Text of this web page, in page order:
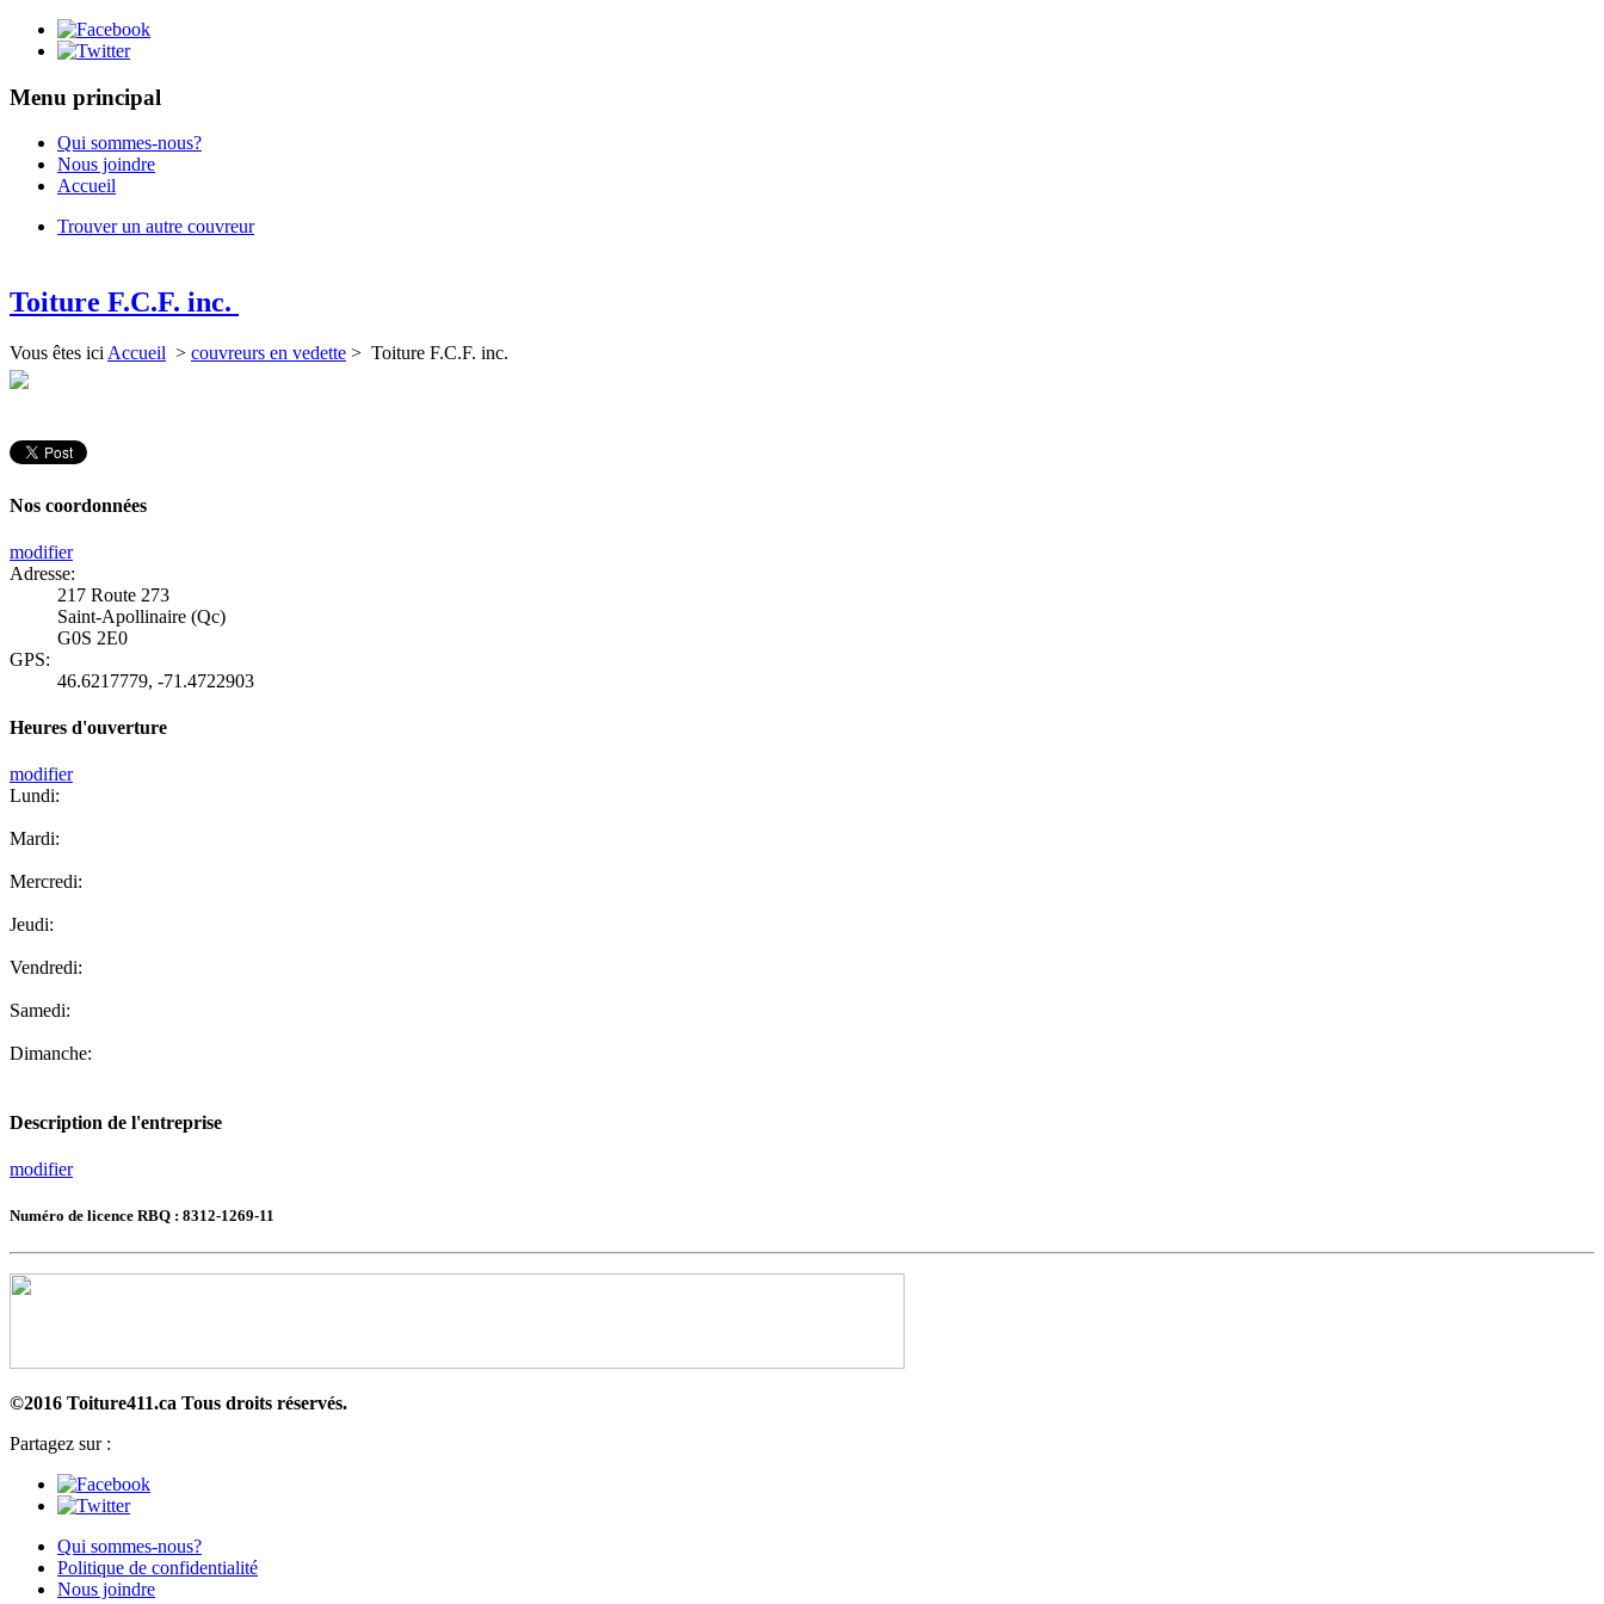
Menu principal
Qui sommes-nous?
Nous joindre
Accueil
Trouver un autre couvreur
Toiture F.C.F. inc.
Vous êtes ici Accueil > couvreurs en vedette > Toiture F.C.F. inc.
Nos coordonnées
modifier
Adresse:
217 Route 273
Saint-Apollinaire (Qc)
G0S 2E0
GPS:
46.6217779, -71.4722903
Heures d'ouverture
modifier
Lundi:
Mardi:
Mercredi:
Jeudi:
Vendredi:
Samedi:
Dimanche:
Description de l'entreprise
modifier
Numéro de licence RBQ : 8312-1269-11
©2016 Toiture411.ca Tous droits réservés.
Partagez sur :
Qui sommes-nous?
Politique de confidentialité
Nous joindre